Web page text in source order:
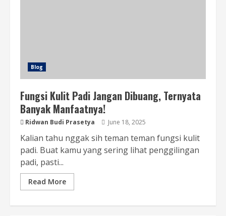
Blog
Fungsi Kulit Padi Jangan Dibuang, Ternyata
Banyak Manfaatnya!
Ridwan Budi Prasetya June 18, 2025
Kalian tahu nggak sih teman teman fungsi kulit
padi. Buat kamu yang sering lihat penggilingan
padi, pasti...
Read More